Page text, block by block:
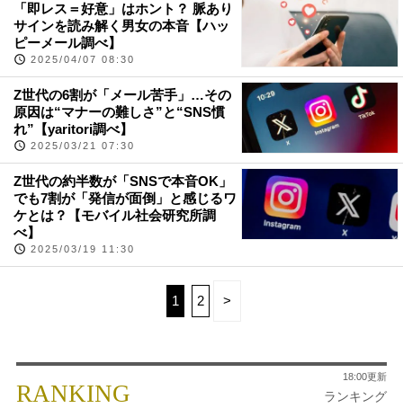
「即レス＝好意」はホント？ 脈あり
サインを読み解く男女の本音【ハッ
ピーメール調べ】
2025/04/07 08:30
Z世代の6割が「メール苦手」…その
原因は“マナーの難しさ”と“SNS慣
れ”【yaritori調べ】
2025/03/21 07:30
Z世代の約半数が「SNSで本音OK」
でも7割が「発信が面倒」と感じるワ
ケとは？【モバイル社会研究所調
べ】
2025/03/19 11:30
1 2 >
RANKING ランキング
18:00更新